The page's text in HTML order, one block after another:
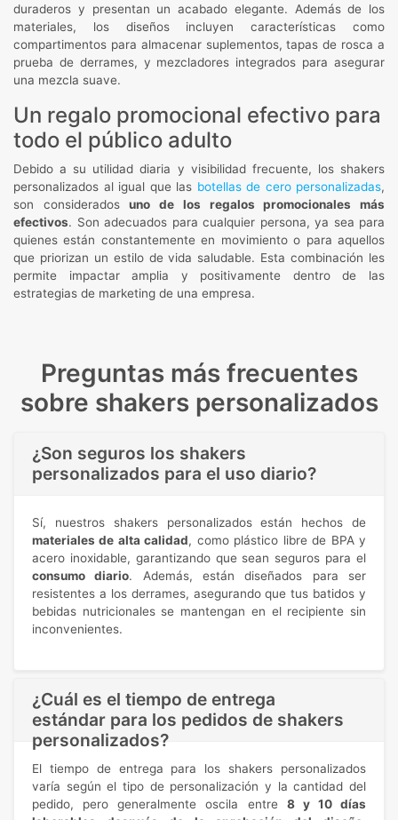
duraderos y presentan un acabado elegante. Además de los
materiales, los diseños incluyen características como
compartimentos para almacenar suplementos, tapas de rosca a
prueba de derrames, y mezcladores integrados para asegurar
una mezcla suave.
Un regalo promocional efectivo para
todo el público adulto
Debido a su utilidad diaria y visibilidad frecuente, los shakers
personalizados al igual que las botellas de cero personalizadas,
son consideradosuno de los regalos promocionales más
efectivos. Son adecuados para cualquier persona, ya sea para
quienes están constantemente en movimiento o para aquellos
que priorizan un estilo de vida saludable. Esta combinación les
permite impactar amplia y positivamente dentro de las
estrategias de marketing de una empresa.
Preguntas más frecuentes
sobre shakers personalizados
¿Son seguros los shakers
personalizados para el uso diario?
Sí, nuestros shakers personalizados están hechos de
materiales de alta calidad, como plástico libre de BPA y
acero inoxidable, garantizando que sean seguros para el
consumo diario. Además, están diseñados para ser
resistentes a los derrames, asegurando que tus batidos y
bebidas nutricionales se mantengan en el recipiente sin
inconvenientes.
¿Cuál es el tiempo de entrega
estándar para los pedidos de shakers
personalizados?
El tiempo de entrega para los shakers personalizados
varía según el tipo de personalización y la cantidad del
pedido, pero generalmente oscila entre 8 y 10 días